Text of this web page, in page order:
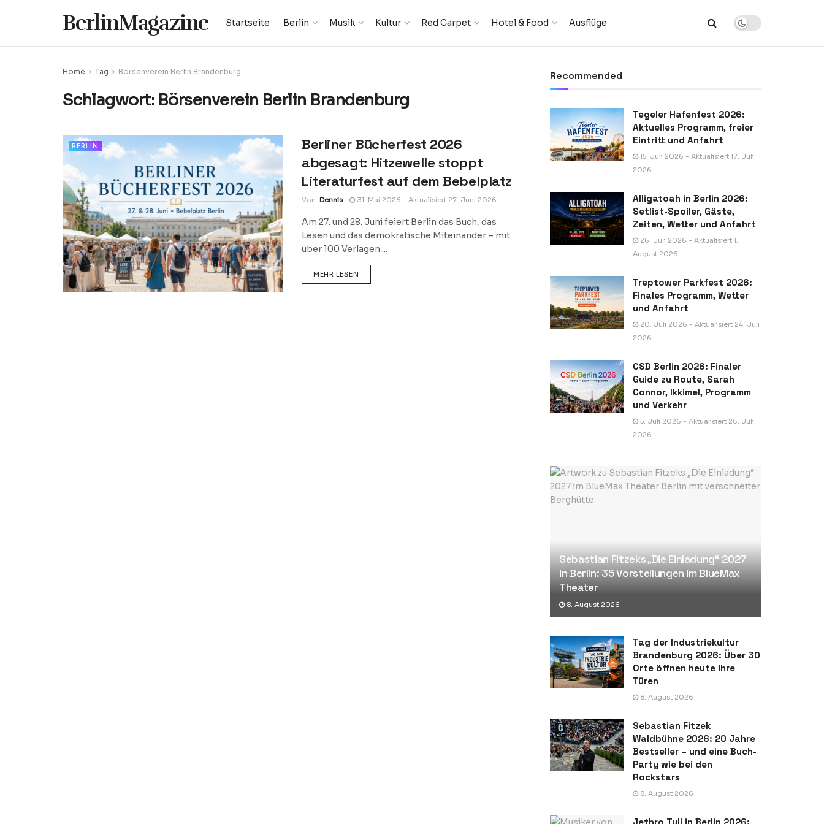
BerlinMagazine Startseite Berlin Musik Kultur Red Carpet Hotel & Food Ausflüge
Home Tag Börsenverein Berlin Brandenburg
Schlagwort: Börsenverein Berlin Brandenburg
BERLIN
Berliner Bücherfest 2026
abgesagt: Hitzewelle stoppt
Literaturfest auf dem Bebelplatz
Von Dennis 31. Mai 2026 - Aktualisiert 27. Juni 2026
Am 27. und 28. Juni feiert Berlin das Buch, das
Lesen und das demokratische Miteinander – mit
über 100 Verlagen ...
MEHR LESEN
Recommended
Tegeler Hafenfest 2026:
Aktuelles Programm, freier
Eintritt und Anfahrt
15. Juli 2026 - Aktualisiert 17. Juli
2026
Alligatoah in Berlin 2026:
Setlist-Spoiler, Gäste,
Zeiten, Wetter und Anfahrt
26. Juli 2026 - Aktualisiert 1.
August 2026
Treptower Parkfest 2026:
Finales Programm, Wetter
und Anfahrt
20. Juli 2026 - Aktualisiert 24. Juli
2026
CSD Berlin 2026: Finaler
Guide zu Route, Sarah
Connor, Ikkimel, Programm
und Verkehr
5. Juli 2026 - Aktualisiert 26. Juli
2026
Sebastian Fitzeks „Die Einladung“ 2027
in Berlin: 35 Vorstellungen im BlueMax
Theater
8. August 2026
Tag der Industriekultur
Brandenburg 2026: Über 30
Orte öffnen heute ihre
Türen
8. August 2026
Sebastian Fitzek
Waldbühne 2026: 20 Jahre
Bestseller – und eine Buch-
Party wie bei den
Rockstars
8. August 2026
Jethro Tull in Berlin 2026: